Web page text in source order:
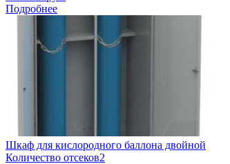
Подробнее
Шкаф для кислородного баллона двойной
Количество отсеков2